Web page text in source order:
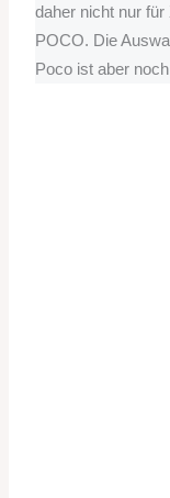
daher nicht nur
POCO. Die
Poco ist aber